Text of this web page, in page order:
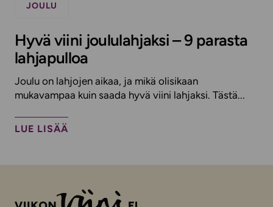
JOULU
Hyvä viini joululahjaksi – 9 parasta
lahjapulloa
Joulu on lahjojen aikaa, ja mikä olisikaan
mukavampaa kuin saada hyvä viini lahjaksi. Tästä...
LUE LISÄÄ